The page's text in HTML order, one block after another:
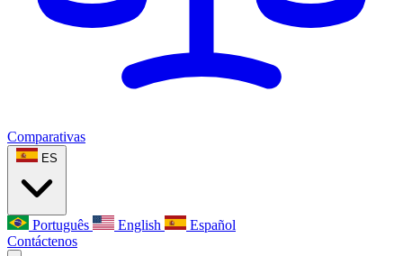
Comparativas
ES
Português English
Español
Contáctenos